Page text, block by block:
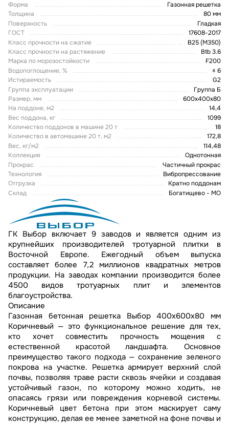
Форма
Газонная решетка
Толщина
80 мм
Поверхность
Гладкая
ГОСТ
17608-2017
Класс прочности на сжатие
В25 (М350)
Класс прочности на растяжение
Btb 3.6
Марка по морозостойкости
F200
Водопоглощение, %
≤ 6
Истираемость
G2
Группа эксплуатации
Группа Б
Размер, мм
600х400х80
На поддоне, м2
14,4
Вес поддона, кг
1099
Количество поддонов в машине 20 т
18
Количество в автомашине 20 т, м2
172,8
Вес, кг/м2
114,48
Коллекция
Однотонная
Прокрас
Частичный прокрас
Технология
Вибропрессование
Отгрузка
Кратно поддонам
Склад
Богатищево - МО
ГК Выбор включает 9 заводов и является одним из
крупнейших производителей тротуарной плитки в
Восточной Европе. Ежегодный объем выпуска
составляет более 7,2 миллионов квадратных метров
продукции. На заводах компании производится более
4500 видов тротуарных плит и элементов
благоустройства.
Описание
Газонная бетонная решетка Выбор 400х600х80 мм
Коричневый — это функциональное решение для тех,
кто хочет совместить прочность мощения с
естественной красотой ландшафта. Основное
преимущество такого подхода — сохранение зеленого
покрова на участке. Решетка армирует верхний слой
почвы, позволяя траве расти сквозь ячейки и создавая
устойчивый газон, по которому можно ходить, не
опасаясь грязи или повреждения корневой системы.
Коричневый цвет бетона при этом маскирует саму
конструкцию, делая ее менее заметной на фоне почвы и